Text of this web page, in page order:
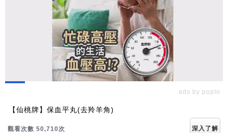
ads by popIn
【仙桃牌】保血平丸(去羚羊角)
觀看次數 50,716次 深入了解